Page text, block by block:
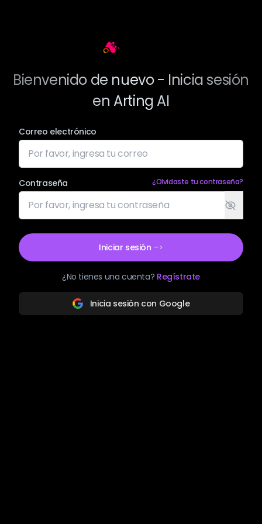
Bienvenido de nuevo - Inicia sesión
en Arting AI
Correo electrónico
Contraseña ¿Olvidaste tu contraseña?
Iniciar sesión ->
¿No tienes una cuenta? Regístrate
Inicia sesión con Google